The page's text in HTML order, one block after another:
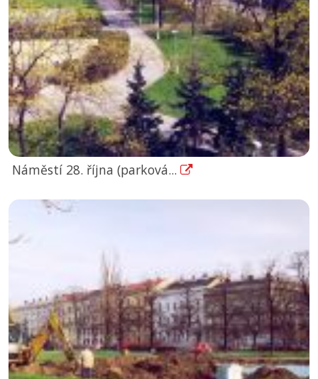
Náměstí 28. října (parková...